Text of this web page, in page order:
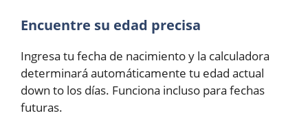
Encuentre su edad precisa
Ingresa tu fecha de nacimiento y la calculadora
determinará automáticamente tu edad actual
down to los días. Funciona incluso para fechas
futuras.